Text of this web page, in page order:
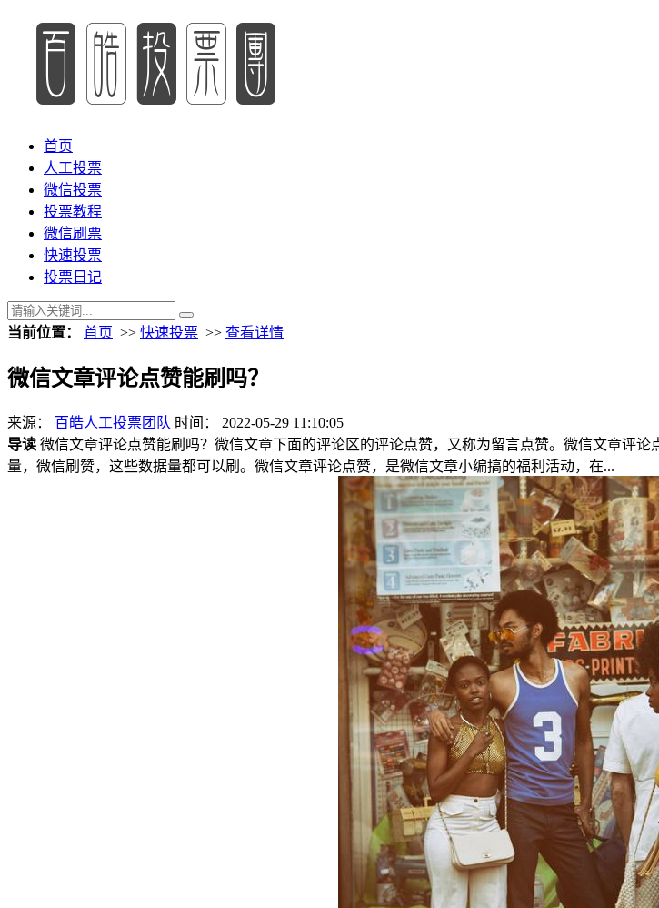
首页
人工投票
微信投票
投票教程
微信刷票
快速投票
投票日记
当前位置： 首页 >> 快速投票 >> 查看详情
微信文章评论点赞能刷吗？
来源： 百皓人工投票团队 时间： 2022-05-29 11:10:05
导读 微信文章评论点赞能刷吗？微信文章下面的评论区的评论点赞，又称为留言点赞。微信文章评
量，微信刷赞，这些数据量都可以刷。微信文章评论点赞，是微信文章小编搞的福利活动，在...